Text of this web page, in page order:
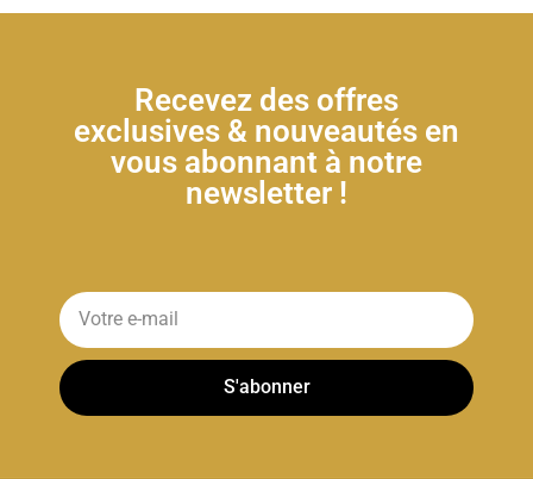
Recevez des offres
exclusives & nouveautés en
vous abonnant à notre
newsletter !
S'abonner